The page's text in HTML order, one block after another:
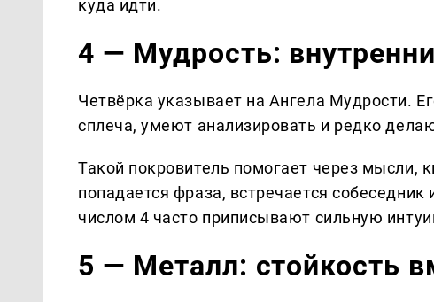
куда идти.
4 — Мудрость:
Четвёрка указывает на Ангела Мудрости.
сплеча, умеют анализировать и редко
Такой покровитель помогает через
попадается фраза, встречается
числом 4 часто приписывают сильную
5 — Металл: стойкость